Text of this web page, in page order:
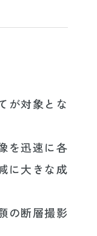
が対象とな
を迅速に各
に大きな成
の断層撮影